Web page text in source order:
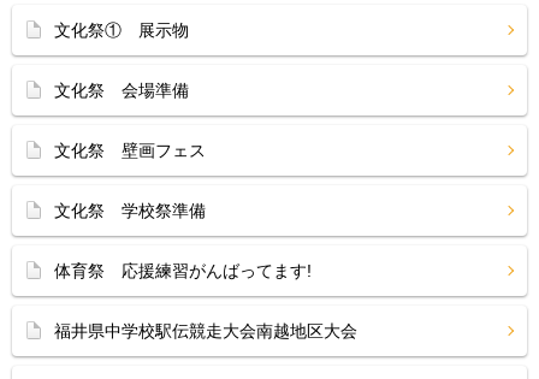
文化祭① 展示物
文化祭 会場準備
文化祭 壁画フェス
文化祭 学校祭準備
体育祭 応援練習がんばってます!
福井県中学校駅伝競走大会南越地区大会